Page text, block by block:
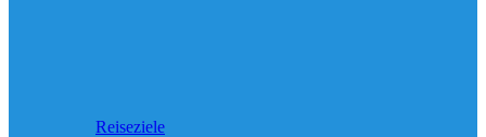
Reiseziele